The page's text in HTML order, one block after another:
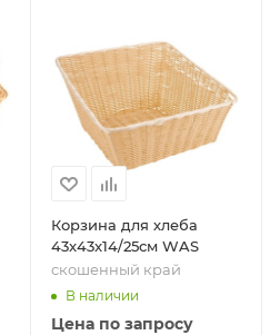
Корзина для хлеба
43x43x14/25см WAS
скошенный край
В наличии
Цена по запросу